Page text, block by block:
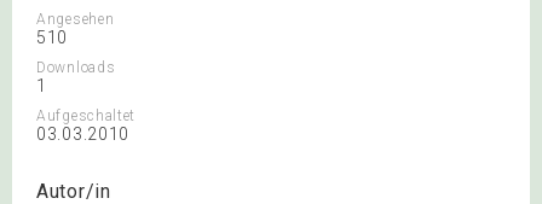
Angesehen
510
Downloads
1
Aufgeschaltet
03.03.2010
Autor/in